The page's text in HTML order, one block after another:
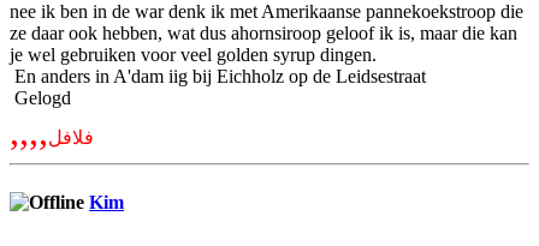
nee ik ben in de war denk ik met Amerikaanse pannekoekstroop die
ze daar ook hebben, wat dus ahornsiroop geloof ik is, maar die kan
je wel gebruiken voor veel golden syrup dingen.
En anders in A'dam iig bij Eichholz op de Leidsestraat
Gelogd
,,,,فلافل
Kim